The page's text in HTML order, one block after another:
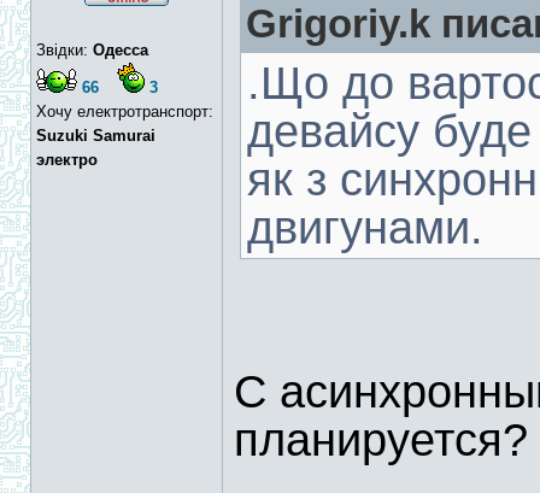
Звідки: Одесса
66
3
Хочу електротранспорт:
Suzuki Samurai
электро
Grigoriy.k
.Що до
девайсу
як з
двигунами.
С
планируется?